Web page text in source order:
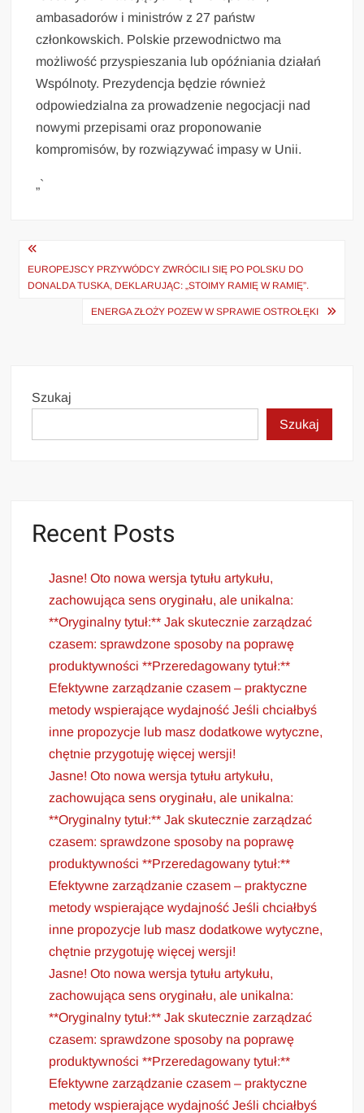
ambasadorów i ministrów z 27 państw
członkowskich. Polskie przewodnictwo ma
możliwość przyspieszania lub opóźniania działań
Wspólnoty. Prezydencja będzie również
odpowiedzialna za prowadzenie negocjacji nad
nowymi przepisami oraz proponowanie
kompromisów, by rozwiązywać impasy w Unii.
„`
Nawigacja
wpisu
EUROPEJSCY PRZYWÓDCY ZWRÓCILI SIĘ PO POLSKU DO
DONALDA TUSKA, DEKLARUJĄC: „STOIMY RAMIĘ W RAMIĘ”.
ENERGA ZŁOŻY POZEW W SPRAWIE OSTROŁĘKI
Szukaj
Szukaj
Recent Posts
Jasne! Oto nowa wersja tytułu artykułu,
zachowująca sens oryginału, ale unikalna:
**Oryginalny tytuł:** Jak skutecznie zarządzać
czasem: sprawdzone sposoby na poprawę
produktywności **Przeredagowany tytuł:**
Efektywne zarządzanie czasem – praktyczne
metody wspierające wydajność Jeśli chciałbyś
inne propozycje lub masz dodatkowe wytyczne,
chętnie przygotuję więcej wersji!
Jasne! Oto nowa wersja tytułu artykułu,
zachowująca sens oryginału, ale unikalna:
**Oryginalny tytuł:** Jak skutecznie zarządzać
czasem: sprawdzone sposoby na poprawę
produktywności **Przeredagowany tytuł:**
Efektywne zarządzanie czasem – praktyczne
metody wspierające wydajność Jeśli chciałbyś
inne propozycje lub masz dodatkowe wytyczne,
chętnie przygotuję więcej wersji!
Jasne! Oto nowa wersja tytułu artykułu,
zachowująca sens oryginału, ale unikalna:
**Oryginalny tytuł:** Jak skutecznie zarządzać
czasem: sprawdzone sposoby na poprawę
produktywności **Przeredagowany tytuł:**
Efektywne zarządzanie czasem – praktyczne
metody wspierające wydajność Jeśli chciałbyś